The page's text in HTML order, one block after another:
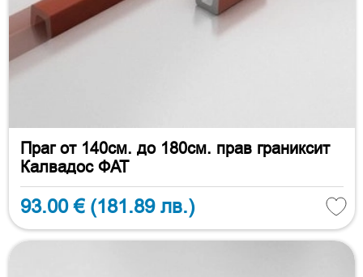
Праг от 140см. до 180см. прав граниксит
Калвадос ФАТ
93.00 € (181.89 лв.)